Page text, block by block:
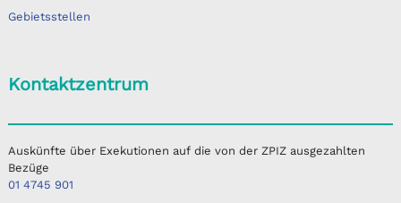
Gebietsstellen
Kontaktzentrum
Auskünfte über Exekutionen auf die von der ZPIZ ausgezahlten
Bezüge
01 4745 901